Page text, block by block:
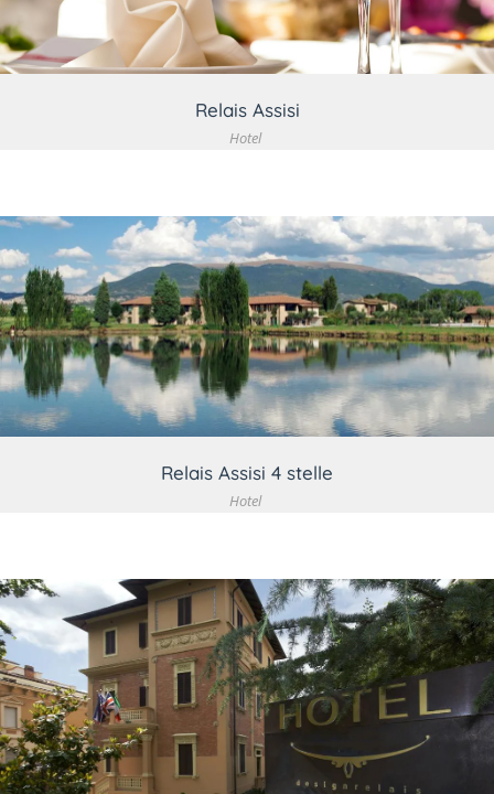
Relais Assisi
Hotel
VEDI DETTAGLIO
Relais Assisi 4 stelle
Hotel
VEDI DETTAGLIO